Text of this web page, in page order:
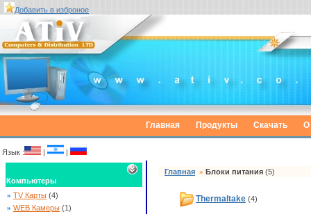
Добавить в изброное
Главная Продукты Скачать О
Язык : | |
Компьютеры
» TV Карты (4)
» WEB Камеры (1)
Главная » Блоки питания (5)
Thermaltake (4)